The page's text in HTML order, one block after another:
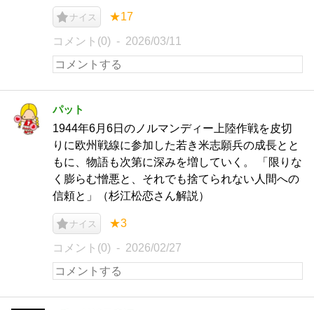
ナイス ★17
コメント(0) 2026/03/11
パット
1944年6月6日のノルマンディー上陸作戦を皮切
りに欧州戦線に参加した若き米志願兵の成長とと
もに、物語も次第に深みを増していく。 「限りな
く膨らむ憎悪と、それでも捨てられない人間への
信頼と」（杉江松恋さん解説）
ナイス ★3
コメント(0) 2026/02/27